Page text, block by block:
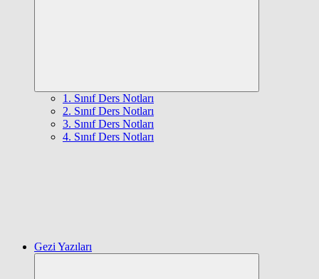
1. Sınıf Ders Notları
2. Sınıf Ders Notları
3. Sınıf Ders Notları
4. Sınıf Ders Notları
Gezi Yazıları